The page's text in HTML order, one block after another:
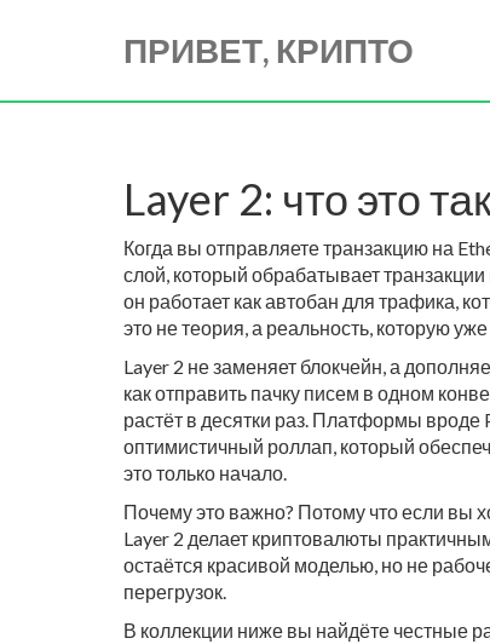
ПРИВЕТ, КРИПТО
Layer 2: что это
Когда вы отправляете транзакцию на
слой, который обрабатывает
он работает как автобан для трафика,
это не теория, а реальность, которую
Layer 2 не заменяет блокчейн, а
как отправить пачку писем в одном
растёт в десятки раз. Платформы вроде
оптимистичный роллап, который
это только начало.
Почему это важно? Потому что если вы
Layer 2 делает криптовалюты
остаётся красивой моделью, но не
перегрузок.
В коллекции ниже вы найдёте честные